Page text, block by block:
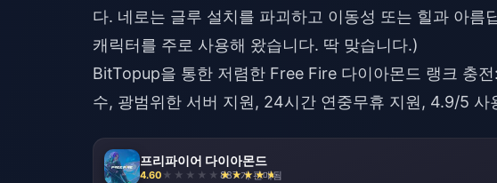
다. 네로는 글루 설치를 파괴하고 이동성 또는 힐과 아
캐릭터를 주로 사용해 왔습니다. 딱 맞습니다.)
BitTopup을 통한 저렴한 Free Fire 다이아몬드 랭크 충
수, 광범위한 서버 지원, 24시간 연중무휴 지원, 4.9/5 사
프리파이어 다이아몬드
4.60 887 개 판매됨